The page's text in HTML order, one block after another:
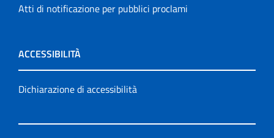
Atti di notificazione per pubblici proclami
ACCESSIBILITÀ
Dichiarazione di accessibilità